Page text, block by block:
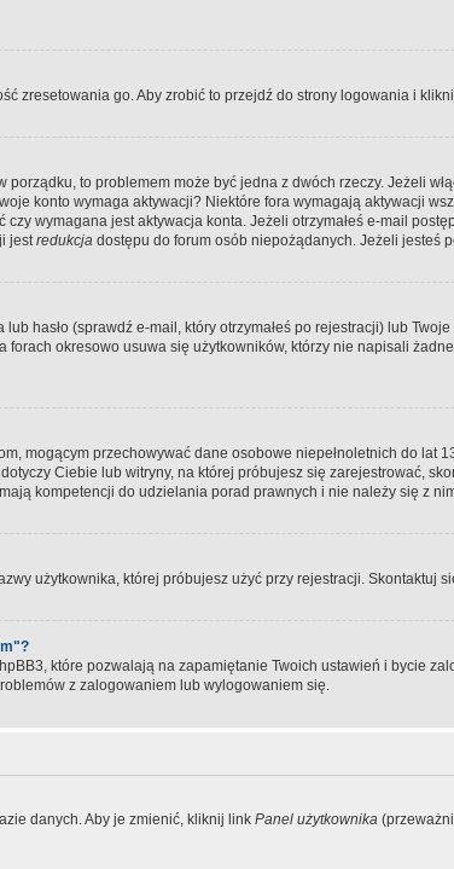
zresetowania go. Aby zrobić to przejdź do strony logowania i
to problemem może być jedna z dwóch rzeczy. Jeżeli
konto wymaga aktywacji? Niektóre fora wymagają aktywacji
wymagana jest aktywacja konta. Jeżeli otrzymałeś e-mail
jestredukcja dostępu do forum osób niepożądanych. Jeżeli jesteś
hasło (sprawdź e-mail, który otrzymałeś po rejestracji) lub
okresowo usuwa się użytkowników, którzy nie napisali
mogącym przechowywać dane osobowe niepełnoletnich do
Ciebie lub witryny, na której próbujesz się zarejestrować,
kompetencji do udzielania porad prawnych i nie należy się z
użytkownika, której próbujesz użyć przy rejestracji. Skontaktuj
które pozwalają na zapamiętanie Twoich ustawień i bycie
z zalogowaniem lub wylogowaniem się.
danych. Aby je zmienić, kliknij link Panel użytkownika